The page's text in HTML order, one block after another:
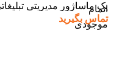
اتمام
موجودی
پک ماساژور مدیریتی
تماس بگیرید